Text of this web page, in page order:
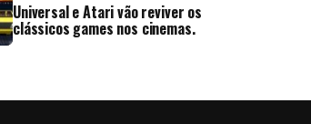
Universal e Atari vão reviver os
clássicos games nos cinemas.